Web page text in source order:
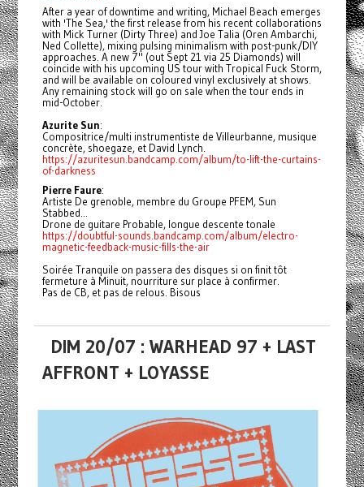
After a year of downtime and writing, Michael Beach emerges
with 'The Sea,' the first release from his recent collaborations
with Mick Turner (Dirty Three) and Joe Talia (Oren Ambarchi,
Ned Collette), mixing pulsing minimalism with post-punk/DIY
approaches. A new 7" (out Sept 21 via 25 Diamonds) will
coincide with his upcoming US tour with Tropical Fuck Storm,
and will be available on coloured vinyl exclusively at shows.
Any remaining stock will go on sale when the tour ends in
mid-October.
Azurite Sun:
Compositrice/multi instrumentiste de Villeurbanne, musique
concrète, shoegaze, et David Lynch.
https://azuritesun.bandcamp.com/album/to-lift-the-curtains-
of-darkness
Pierre Faure:
Artiste De grenoble, membre du Groupe PFEM, Sun
Stabbed...
Drone de guitare Probable, longue descente tonale
https://doubtful-sounds.bandcamp.com/album/electro-
magnetic-feedback-music-fills-the-air
Soirée Tranquile on passera des disques si on finit tôt
fermeture à Minuit, nourriture sur place à confirmer.
Pas de CB, et pas de relous. Bisous
DIM 20/07 : WARHEAD 97 + LAST
AFFRONT + LOYASSE